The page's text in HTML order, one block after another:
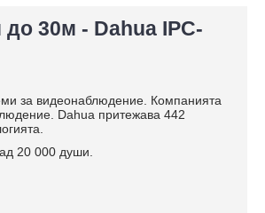
30м - Dahua IPC-
за видеонаблюдение. Компанията
Dahua притежава 442
20 000 души.